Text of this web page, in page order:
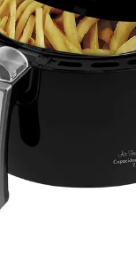
10º ventilador